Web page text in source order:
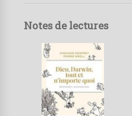
Notes de lectures